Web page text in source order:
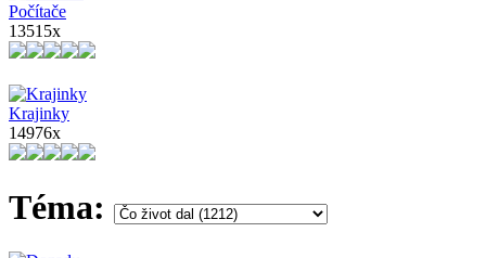
Počítače
13515x
Krajinky
14976x
Téma: